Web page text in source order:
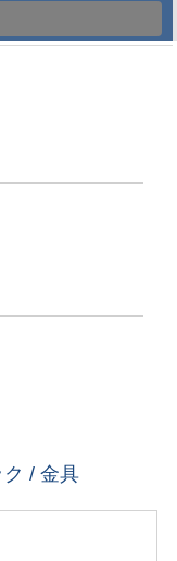
/ 金具